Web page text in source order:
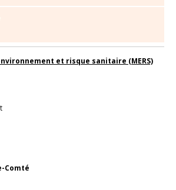
et risque sanitaire (MERS)
Comté